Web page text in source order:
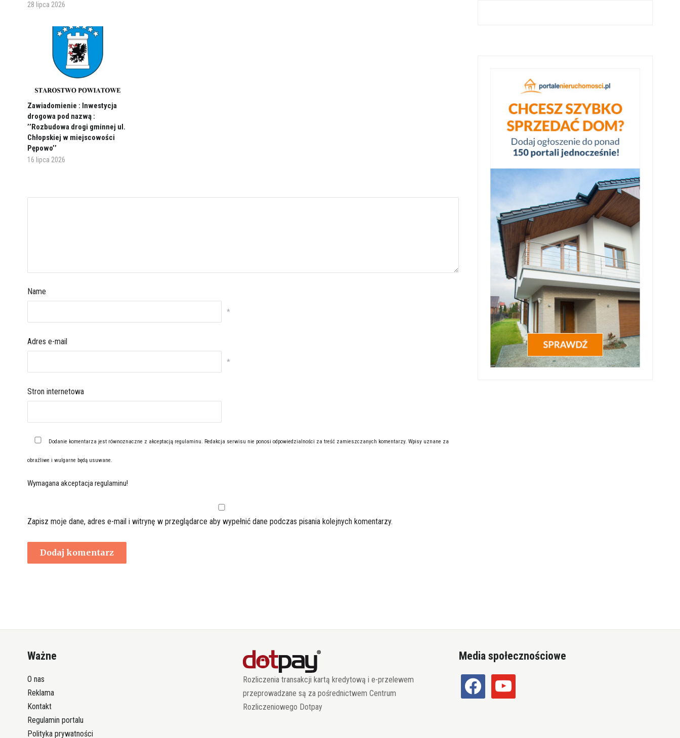
28 lipca 2026
Zawiadomienie : Inwestycja
drogowa pod nazwą :
’’Rozbudowa drogi gminnej ul.
Chłopskiej w miejscowości
Pępowo’’
16 lipca 2026
Name
*
Adres e-mail
*
Stron internetowa
Dodanie komentarza jest równoznaczne z akceptacją regulaminu. Redakcja serwisu nie ponosi odpowiedzialności za treść zamieszczanych komentarzy. Wpisy uznane za
obraźliwe i wulgarne będą usuwane.
Wymagana akceptacja regulaminu!
Zapisz moje dane, adres e-mail i witrynę w przeglądarce aby wypełnić dane podczas pisania kolejnych komentarzy.
Ważne
O nas
Reklama
Kontakt
Regulamin portalu
Polityka prywatności
Rozliczenia transakcji kartą kredytową i e-przelewem
przeprowadzane są za pośrednictwem Centrum
Rozliczeniowego Dotpay
Media społecznościowe
facebook youtube